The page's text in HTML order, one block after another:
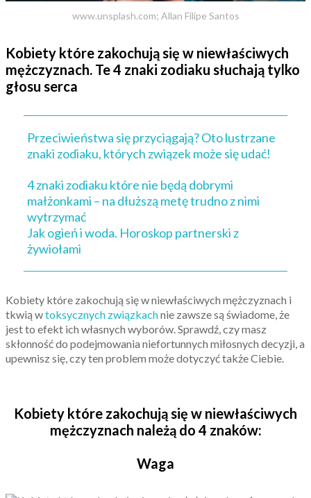
www.unsplash.com; Allan Filipe Santos
Kobiety które zakochują się w niewłaściwych
mężczyznach. Te 4 znaki zodiaku słuchają tylko
głosu serca
Przeciwieństwa się przyciągają? Oto lustrzane
znaki zodiaku, których związek może się udać!
4 znaki zodiaku które nie będą dobrymi
małżonkami – na dłuższą metę trudno z nimi
wytrzymać
Jak ogień i woda. Horoskop partnerski z
żywiołami
Kobiety które zakochują się w niewłaściwych mężczyznach i
tkwią wtoksycznych związkachnie zawsze są świadome, że
jest to efekt ich własnych wyborów. Sprawdź, czy masz
skłonność do podejmowania niefortunnych miłosnych decyzji, a
upewnisz się, czy ten problem może dotyczyć także Ciebie.
Kobiety które zakochują się w niewłaściwych
mężczyznach należą do 4 znaków:
Waga